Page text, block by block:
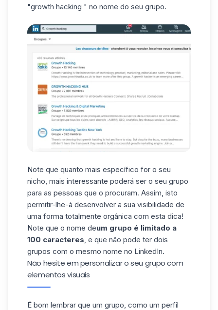
"growth hacking " no nome do seu grupo.
Note que quanto mais específico for o seu
nicho, mais interessante poderá ser o seu grupo
para as pessoas que o procuram. Assim, isto
permitir-lhe-á desenvolver a sua visibilidade de
uma forma totalmente orgânica com esta dica!
Note que o nome deum grupo é limitado a
100 caracteres , e que não pode ter dois
grupos com o mesmo nome no LinkedIn.
Não hesite em personalizar o seu grupo com
elementos visuais
É bom lembrar que um grupo, como um perfil